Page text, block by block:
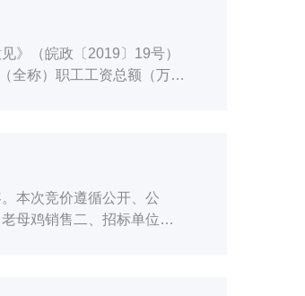
》（皖政〔2019〕19号）
全称）职工工资总额（万
本次竞价遵循公开、公
母鸡销售二、招标单位：